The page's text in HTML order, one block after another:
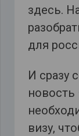
здесь.
для
И сразу
новость
визу,